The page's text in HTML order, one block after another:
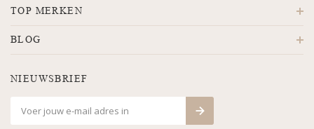
TOP MERKEN
BLOG
NIEUWSBRIEF